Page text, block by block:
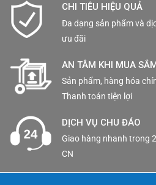
CHI TIÊU HIỆU QUẢ
Đa dạng sản phẩm và
ưu đãi
AN TÂM KHI MUA
Sản phẩm, hàng hóa
Thanh toán tiện lợi
DỊCH VỤ CHU ĐÁO
Giao hàng nhanh trong
CN